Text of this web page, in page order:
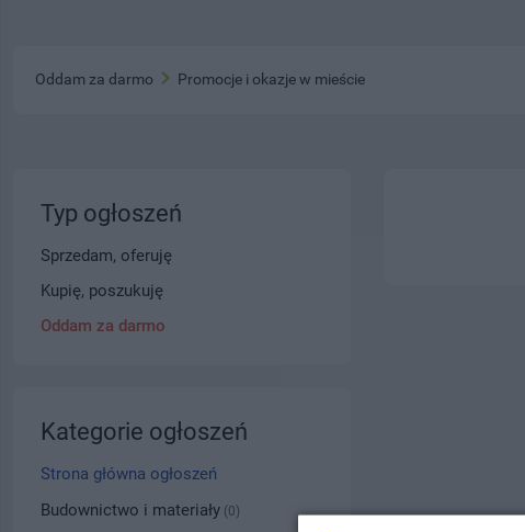
Oddam za darmo Promocje i okazje w mieście
Typ ogłoszeń
Sprzedam, oferuję
Kupię, poszukuję
Oddam za darmo
Kategorie ogłoszeń
Strona główna ogłoszeń
Budownictwo i materiały (0)